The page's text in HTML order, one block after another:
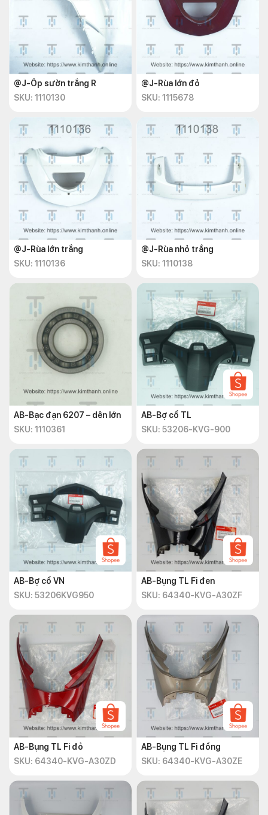
@J-Ốp sườn trắng R
SKU: 1110130
@J-Rùa lớn đỏ
SKU: 1115678
@J-Rùa lớn trắng
SKU: 1110136
@J-Rùa nhỏ trắng
SKU: 1110138
AB-Bạc đạn 6207 – dên lớn
SKU: 1110361
AB-Bợ cổ TL
SKU: 53206-KVG-900
AB-Bợ cổ VN
SKU: 53206KVG950
AB-Bụng TL Fi đen
SKU: 64340-KVG-A30ZF
AB-Bụng TL Fi đỏ
SKU: 64340-KVG-A30ZD
AB-Bụng TL Fi đồng
SKU: 64340-KVG-A30ZE